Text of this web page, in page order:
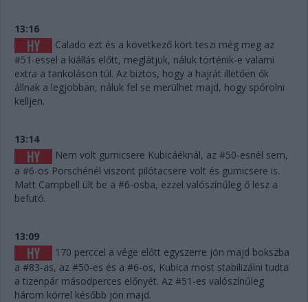
13:16
Calado ezt és a következő kört teszi még meg az
#51-essel a kiállás előtt, meglátjuk, náluk történik-e valami
extra a tankoláson túl. Az biztos, hogy a hajrát illetően ők
állnak a legjobban, náluk fel se merülhet majd, hogy spórolni
kelljen.
13:14
Nem volt gumicsere Kubicáéknál, az #50-esnél sem,
a #6-os Porschénél viszont pilótacsere volt és gumicsere is.
Matt Campbell ült be a #6-osba, ezzel valószínűleg ő lesz a
befutó.
13:09
170 perccel a vége előtt egyszerre jön majd bokszba
a #83-as, az #50-es és a #6-os, Kubica most stabilizálni tudta
a tizenpár másodperces előnyét. Az #51-es valószínűleg
három körrel később jön majd.